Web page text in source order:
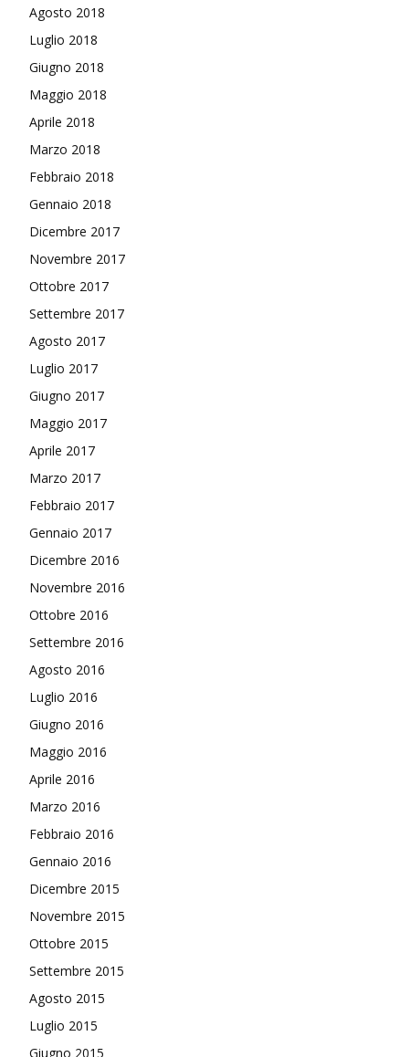
Agosto 2018
Luglio 2018
Giugno 2018
Maggio 2018
Aprile 2018
Marzo 2018
Febbraio 2018
Gennaio 2018
Dicembre 2017
Novembre 2017
Ottobre 2017
Settembre 2017
Agosto 2017
Luglio 2017
Giugno 2017
Maggio 2017
Aprile 2017
Marzo 2017
Febbraio 2017
Gennaio 2017
Dicembre 2016
Novembre 2016
Ottobre 2016
Settembre 2016
Agosto 2016
Luglio 2016
Giugno 2016
Maggio 2016
Aprile 2016
Marzo 2016
Febbraio 2016
Gennaio 2016
Dicembre 2015
Novembre 2015
Ottobre 2015
Settembre 2015
Agosto 2015
Luglio 2015
Giugno 2015